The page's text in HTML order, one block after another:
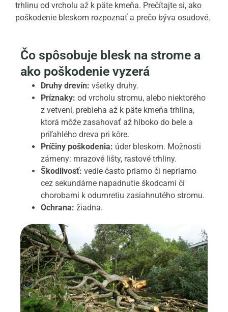
trhlinu od vrcholu až k päte kmeňa. Prečítajte si, ako
poškodenie bleskom rozpoznať a prečo býva osudové.
Čo spôsobuje blesk na strome a
ako poškodenie vyzerá
Druhy drevín: všetky druhy.
Príznaky: od vrcholu stromu, alebo niektorého
z vetvení, prebieha až k päte kmeňa trhlina,
ktorá môže zasahovať až hlboko do bele a
priľahlého dreva pri kôre.
Príčiny poškodenia: úder bleskom. Možnosti
zámeny: mrazové lišty, rastové trhliny.
Škodlivosť: vedie často priamo či nepriamo
cez sekundárne napadnutie škodcami či
chorobami k odumretiu zasiahnutého stromu.
Ochrana: žiadna.